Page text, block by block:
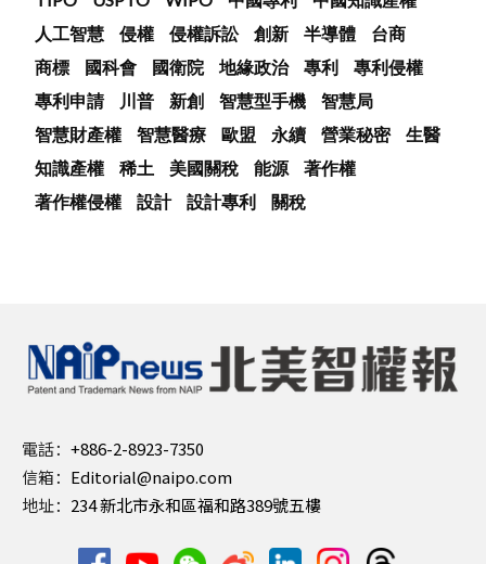
人工智慧
侵權 侵權訴訟 創新 半導體
台商
商標
國科會 國衛院 地緣政治 專利
專利侵權
專利申請
川普 新創 智慧型手機
智慧局
智慧財產權
智慧醫療 歐盟 永續 營業秘密
生醫
知識產權
稀土 美國關稅 能源
著作權
著作權侵權
設計 設計專利 關稅
電話： +886-2-8923-7350
信箱： Editorial@naipo.com
地址： 234 新北市永和區福和路389號五樓